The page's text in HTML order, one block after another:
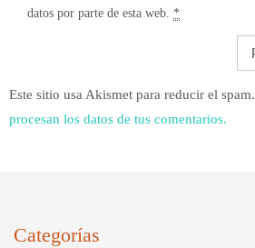
datos por parte de esta web. *
Este sitio usa Akismet para reducir el spam.
procesan los datos de tus comentarios.
Categorías